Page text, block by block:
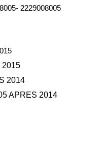
2229008005
2015
2014
APRES 2014